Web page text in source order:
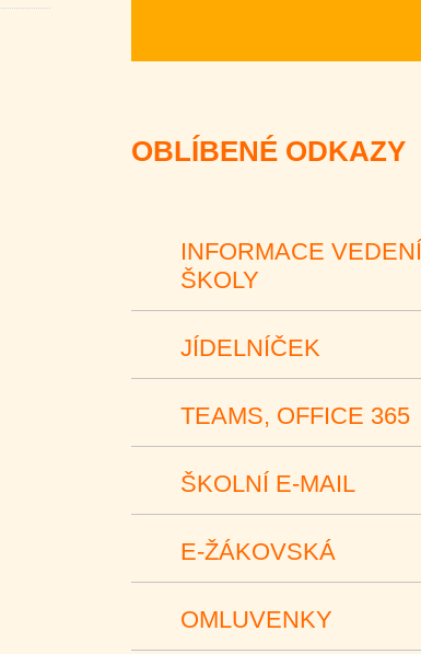
OBLÍBENÉ ODKAZY
INFORMACE VEDENÍ
ŠKOLY
JÍDELNÍČEK
TEAMS, OFFICE 365
ŠKOLNÍ E-MAIL
E-ŽÁKOVSKÁ
OMLUVENKY